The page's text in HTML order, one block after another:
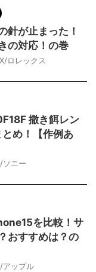
針が止まった！
の対応！の巻
ロレックス
撒き餌レン
め！【作例あ
ソニー
を比較！サ
おすすめは？の
アップル